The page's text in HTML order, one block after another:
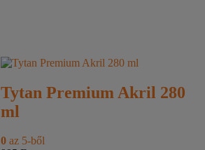
Tytan Premium Akril 280
ml
0az 5-ből